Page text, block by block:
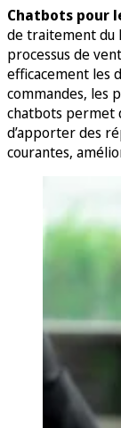
Chatbots pour
de traitement du
processus de
efficacement les
commandes, les
chatbots permet
d’apporter des
courantes,